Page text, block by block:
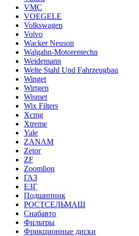
VMC
VOEGELE
Volkswagen
Volvo
Wacker Neuson
Walgahn-Motorentechn
Weidemann
Welte Stahl Und Fahrzeugbau
Winget
Wirtgen
Wismet
Wix Filters
Xcmg
Xtreme
Yale
ZANAM
Zetor
ZF
Zoomlion
ГАЗ
ЕЗГ
Подшипник
РОСТСЕЛЬМАШ
Снабавто
Фильтры
Фрикционные диски